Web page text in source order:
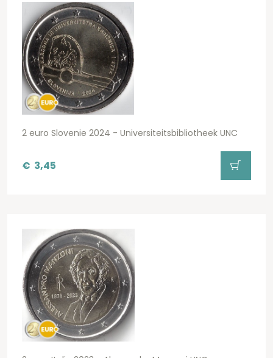
2 euro Slovenie 2024 - Universiteitsbibliotheek UNC
€ 3,45